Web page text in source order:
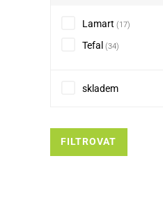
Lamart (17)
Tefal (34)
skladem
FILTROVAT